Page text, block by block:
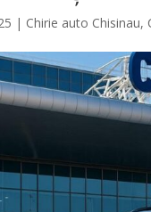
| Chirie auto Chisinau,